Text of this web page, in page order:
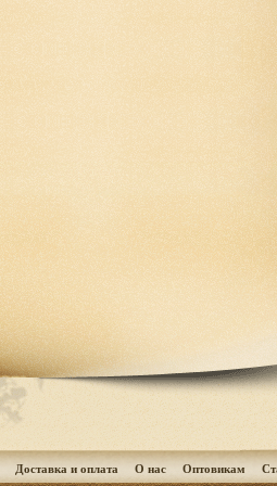
Доставка и оплата О нас Оптовикам